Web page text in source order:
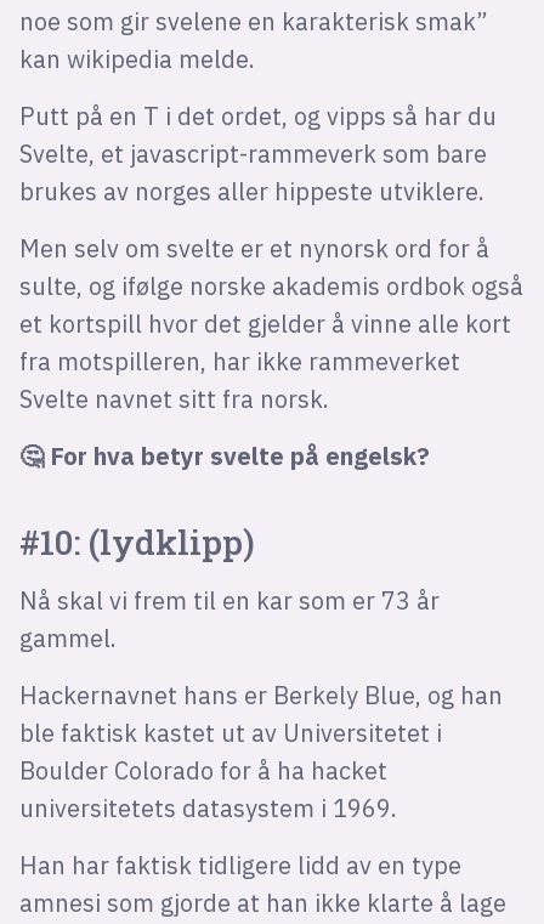
noe som gir svelene en karakterisk smak”
kan wikipedia melde.
Putt på en T i det ordet, og vipps så har du
Svelte, et javascript-rammeverk som bare
brukes av norges aller hippeste utviklere.
Men selv om svelte er et nynorsk ord for å
sulte, og ifølge norske akademis ordbok også
et kortspill hvor det gjelder å vinne alle kort
fra motspilleren, har ikke rammeverket
Svelte navnet sitt fra norsk.
🤔 For hva betyr svelte på engelsk?
#10: (lydklipp)
Nå skal vi frem til en kar som er 73 år
gammel.
Hackernavnet hans er Berkely Blue, og han
ble faktisk kastet ut av Universitetet i
Boulder Colorado for å ha hacket
universitetets datasystem i 1969.
Han har faktisk tidligere lidd av en type
amnesi som gjorde at han ikke klarte å lage